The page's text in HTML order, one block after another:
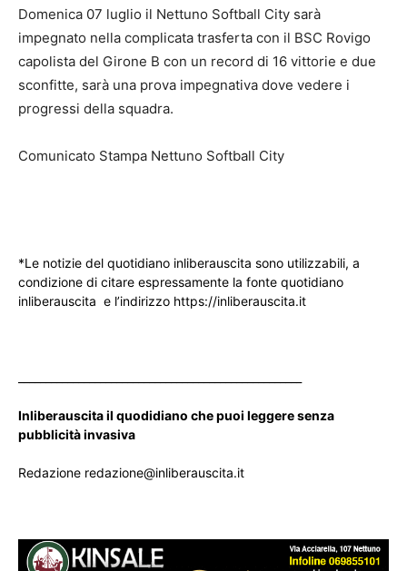
Domenica 07 luglio il Nettuno Softball City sarà
impegnato nella complicata trasferta con il BSC Rovigo
capolista del Girone B con un record di 16 vittorie e due
sconfitte, sarà una prova impegnativa dove vedere i
progressi della squadra.
Comunicato Stampa Nettuno Softball City
*Le notizie del quotidiano inliberauscita sono utilizzabili, a
condizione di citare espressamente la fonte quotidiano
inliberauscita e l’indirizzo https://inliberauscita.it
Inliberauscita il quodidiano che puoi leggere senza
pubblicità invasiva
Redazione redazione@inliberauscita.it